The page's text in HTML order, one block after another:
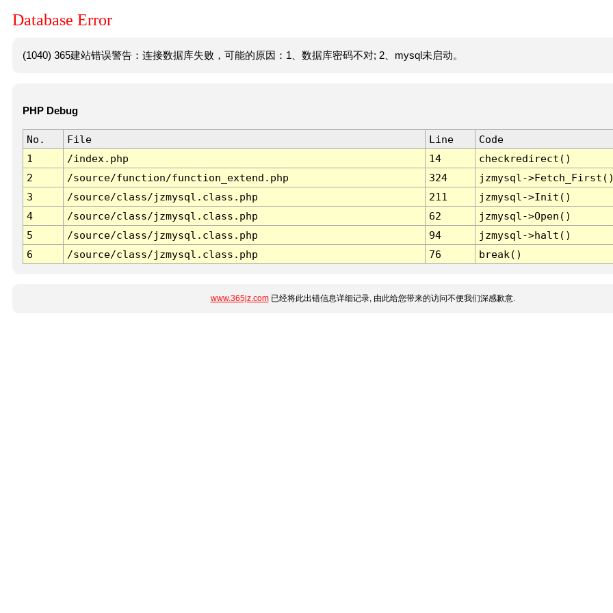
Database Error
(1040) 365建站错误警告：连接数据库失败，可能的原因：1、数据库密码不对; 2、mysql未启动。
PHP Debug
No. File Line
Code
1
/index.php 14
checkredirect()
2
/source/function/function_extend.php 324
jzmysql-
3
/source/class/jzmysql.class.php 211
jzmysql->Init()
4
/source/class/jzmysql.class.php 62
jzmysql->Open()
5
/source/class/jzmysql.class.php 94
jzmysql->halt()
6
/source/class/jzmysql.class.php 76 break()
www.365jz.com已经将此出错信息详细记录, 由此给您带来的访问不便我们深感歉意.